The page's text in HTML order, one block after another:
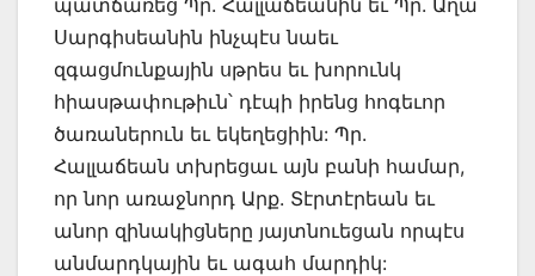
Սարգիսեանին ինչպէս նաեւ
զգացմունքային սթրես եւ խորունկ
հիասթափութիւն՝ դէպի իրենց հոգեւոր
ծառաներուն եւ եկեղեցիին: Պր.
Հալլաճեան տխրեցաւ այն բանի համար,
որ նոր առաջնորդ Արք. Տէրտէրեան եւ
անոր զինակիցները յայտնուեցան որպէս
անմարդկային եւ ագահ մարդիկ: